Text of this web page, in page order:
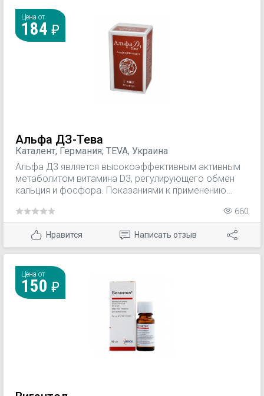
Цена от
184
Альфа ДЗ-Тева
Каталент, Германия; TEVA, Украина
Альфа Д3 является высокоэффективным активным
метаболитом витамина D3, регулирующего обмен
кальция и фосфора. Показаниями к применению
остеопороз. Остеопороз, связанный с лечением
глюкокортикоидами. Размягчение костей в пожилом
возрасте (остеомаляция) как следствие
недостаточного всасывания, например в случае
Для значительного снижения частотности падения
среди людей пожилого возраста. При
гипопаратиреозе или гипофосфатемическом
(витамин D-устойчивом) рахите.
660
Нравится Написать отзыв
Цена от
150